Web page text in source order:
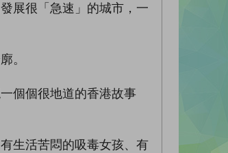
展很「急速」的城市，一
。
個個很地道的香港故事
生活苦悶的吸毒女孩、有